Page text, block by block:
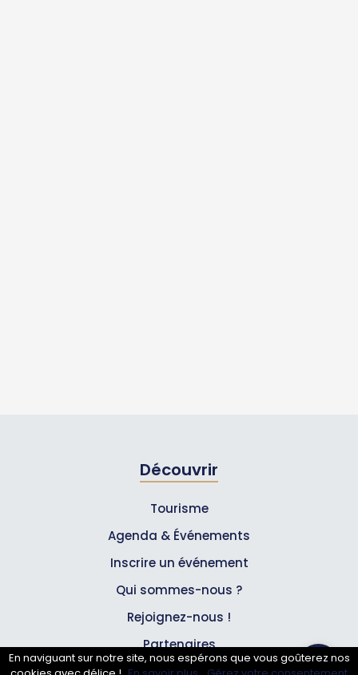
Découvrir
Tourisme
Agenda & Événements
Inscrire un événement
Qui sommes-nous ?
Rejoignez-nous !
Partenaires
En naviguant sur notre site, nous espérons que vous goûterez nos